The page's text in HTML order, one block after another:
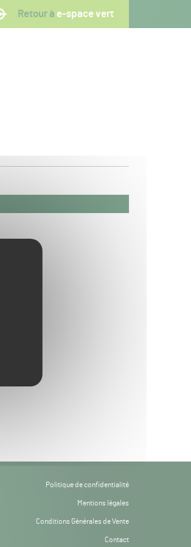
Retour à e-space vert
Politique de confidentialité
Mentions légales
Conditions Générales de Vente
Contact